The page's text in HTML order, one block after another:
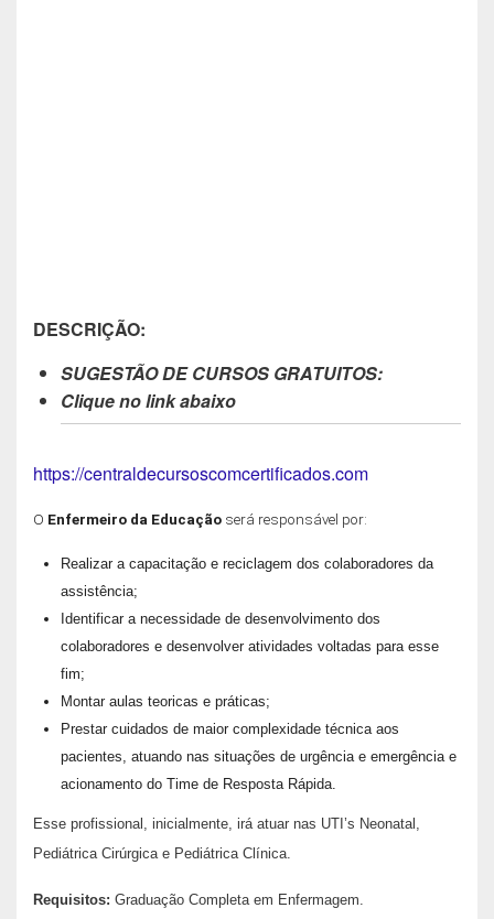
DESCRIÇÃO:
SUGESTÃO DE CURSOS GRATUITOS:
Clique no link abaixo
https://centraldecursoscomcertificados.com
O Enfermeiro da Educação será responsável por:
Realizar a capacitação e reciclagem dos colaboradores da
assistência;
Identificar a necessidade de desenvolvimento dos
colaboradores e desenvolver atividades voltadas para esse
fim;
Montar aulas teoricas e práticas;
Prestar cuidados de maior complexidade técnica aos
pacientes, atuando nas situações de urgência e emergência e
acionamento do Time de Resposta Rápida.
Esse profissional, inicialmente, irá atuar nas UTI’s Neonatal,
Pediátrica Cirúrgica e Pediátrica Clínica.
Requisitos: Graduação Completa em Enfermagem.